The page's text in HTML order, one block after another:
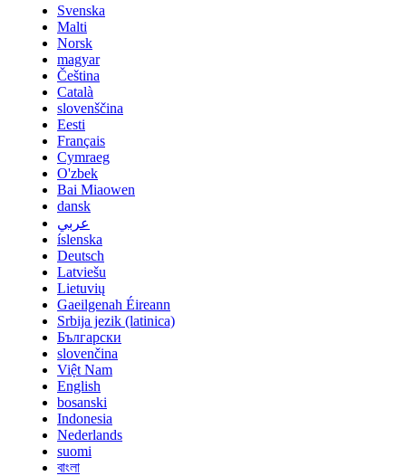
Svenska
Malti
Norsk
magyar
Čeština
Català
slovenščina
Eesti
Français
Cymraeg
O'zbek
Bai Miaowen
dansk
عربي
íslenska
Deutsch
Latviešu
Lietuvių
Gaeilgenah Éireann
Srbija jezik (latinica)
Български
slovenčina
Việt Nam
English
bosanski
Indonesia
Nederlands
suomi
বাংলা